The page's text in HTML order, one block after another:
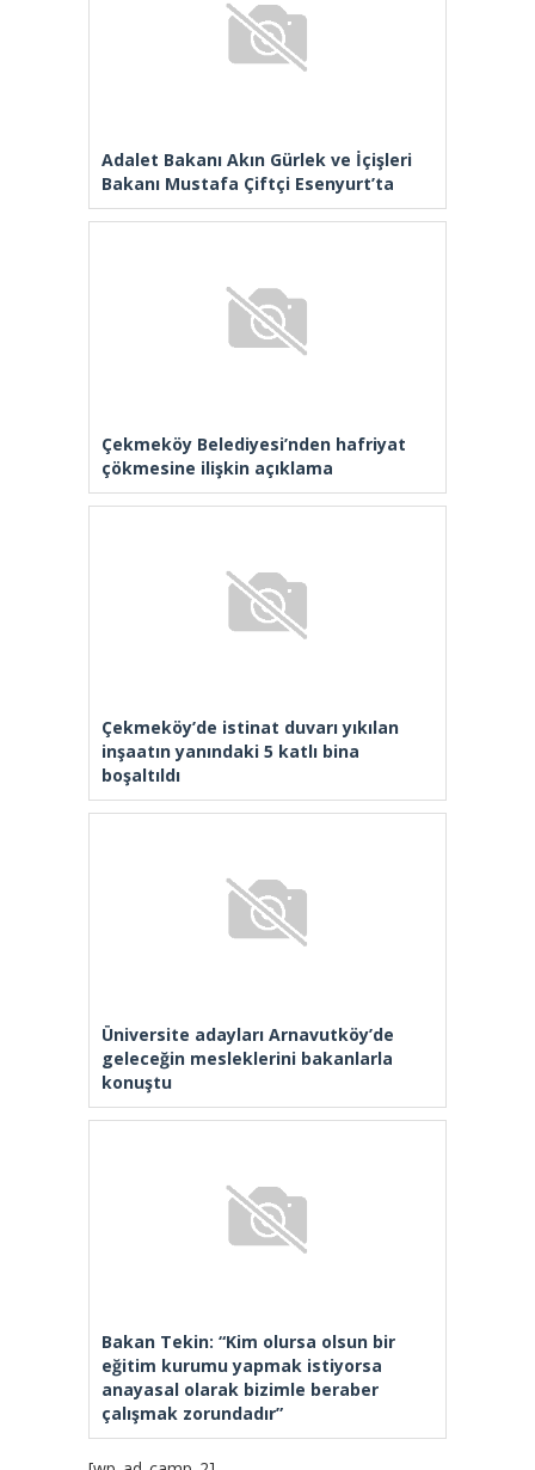
Adalet Bakanı Akın Gürlek ve İçişleri
Bakanı Mustafa Çiftçi Esenyurt’ta
Çekmeköy Belediyesi’nden hafriyat
çökmesine ilişkin açıklama
Çekmeköy’de istinat duvarı yıkılan
inşaatın yanındaki 5 katlı bina
boşaltıldı
Üniversite adayları Arnavutköy’de
geleceğin mesleklerini bakanlarla
konuştu
Bakan Tekin: “Kim olursa olsun bir
eğitim kurumu yapmak istiyorsa
anayasal olarak bizimle beraber
çalışmak zorundadır”